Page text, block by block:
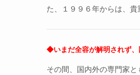
た、１９９６年からは、貴
◆いまだ全容が解明されず
その間、国内外の専門家